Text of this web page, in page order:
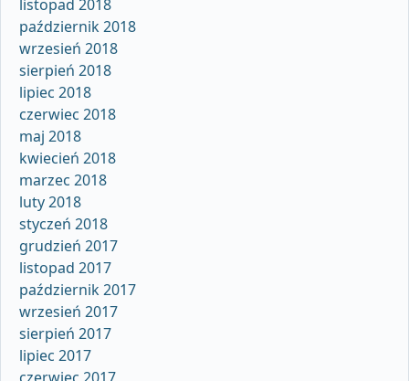
listopad 2018
październik 2018
wrzesień 2018
sierpień 2018
lipiec 2018
czerwiec 2018
maj 2018
kwiecień 2018
marzec 2018
luty 2018
styczeń 2018
grudzień 2017
listopad 2017
październik 2017
wrzesień 2017
sierpień 2017
lipiec 2017